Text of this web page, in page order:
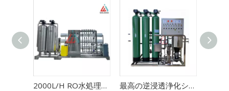
2000L/H RO水処理二段階EDIステンレス鋼 最高の逆浸透浄化システム